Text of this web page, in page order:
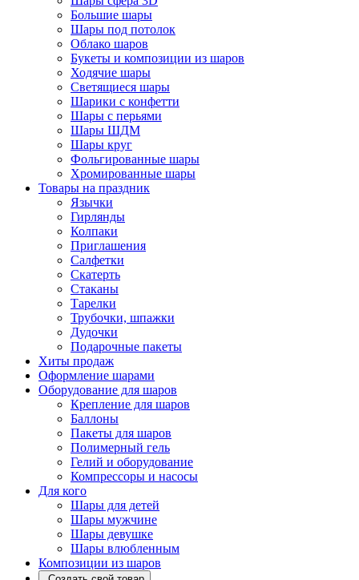
Большие шары
Шары под потолок
Облако шаров
Букеты и композиции из шаров
Ходячие шары
Светящиеся шары
Шарики с конфетти
Шары с перьями
Шары ШДМ
Шары круг
Фольгированные шары
Хромированные шары
Товары на праздник
Язычки
Гирлянды
Колпаки
Приглашения
Салфетки
Скатерть
Стаканы
Тарелки
Трубочки, шпажки
Дудочки
Подарочные пакеты
Хиты продаж
Оформление шарами
Оборудование для шаров
Крепление для шаров
Баллоны
Пакеты для шаров
Полимерный гель
Гелий и оборудование
Компрессоры и насосы
Для кого
Шары для детей
Шары мужчине
Шары девушке
Шары влюбленным
Композиции из шаров